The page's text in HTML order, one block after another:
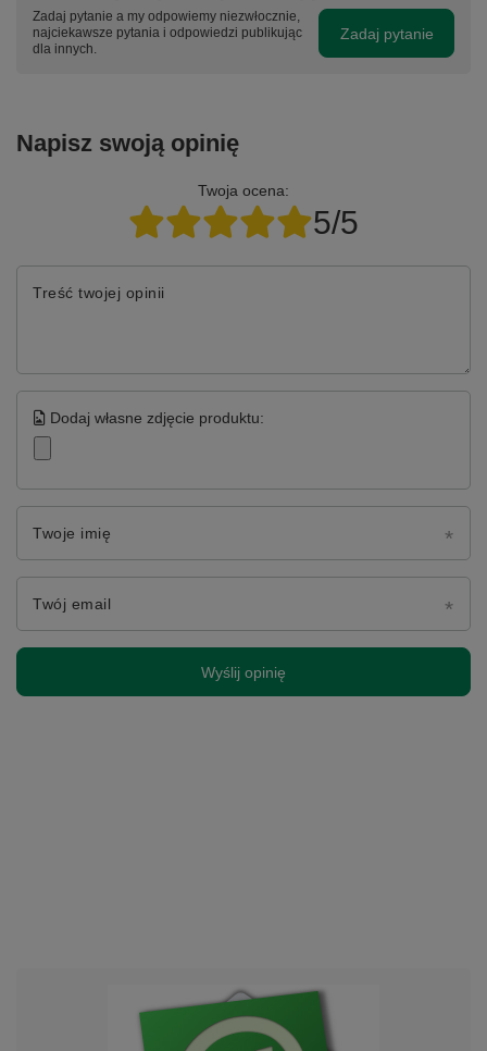
Zadaj pytanie a my odpowiemy niezwłocznie,
najciekawsze pytania i odpowiedzi publikując
dla innych.
Zadaj pytanie
Napisz swoją opinię
Twoja ocena:
5/5
Treść twojej opinii
Dodaj własne zdjęcie produktu:
Twoje imię
Twój email
Wyślij opinię